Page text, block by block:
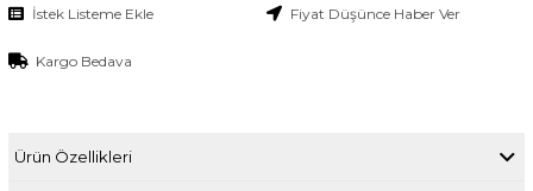
İstek Listeme Ekle Fiyat Düşünce Haber Ver
Kargo Bedava
Ürün Özellikleri